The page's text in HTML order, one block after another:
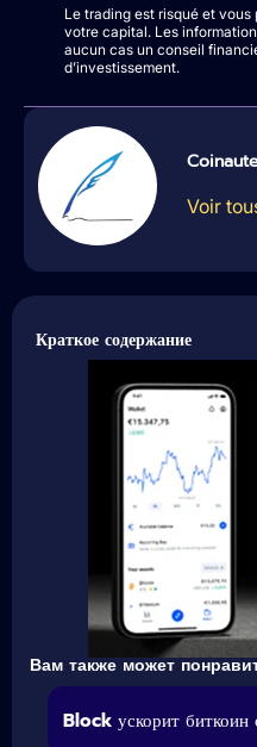
Le trading est risqué et
votre capital. Les
aucun cas un conseil
d’investissement.
Voir
Краткое содержание
Вам также может
Block ускорит